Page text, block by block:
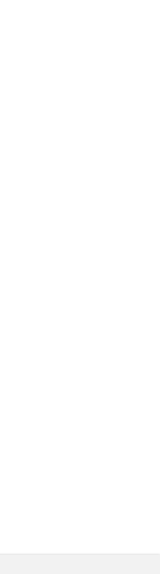
prevedenia v